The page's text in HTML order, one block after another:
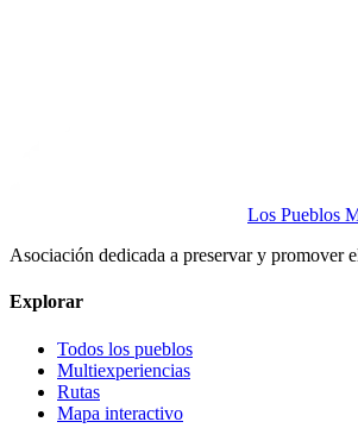
Los Pueblos
Asociación dedicada a preservar y promover
Explorar
Todos los pueblos
Multiexperiencias
Rutas
Mapa interactivo